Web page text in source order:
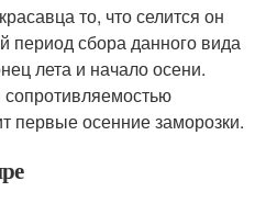
то, что селится он
сбора данного вида
лета и начало осени.
первые осенние заморозки.